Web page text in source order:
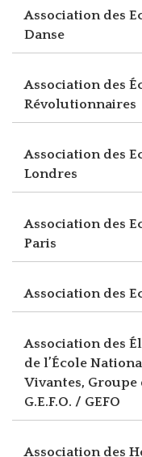
Association des
Danse
Association des
Révolutionnaires
Association des
Londres
Association des
Paris
Association des
Association des
de l’École
Vivantes, Groupe
G.E.F.O. / GEFO
Association des